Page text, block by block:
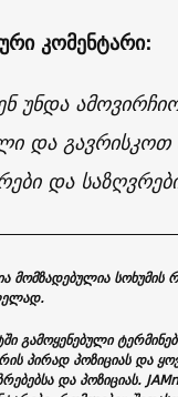
კომენტარი:
უნდა
და გავრისკოთ
და
მომზადებულია
გამოყენებული
პირად პოზიციას და
და პოზიციას.